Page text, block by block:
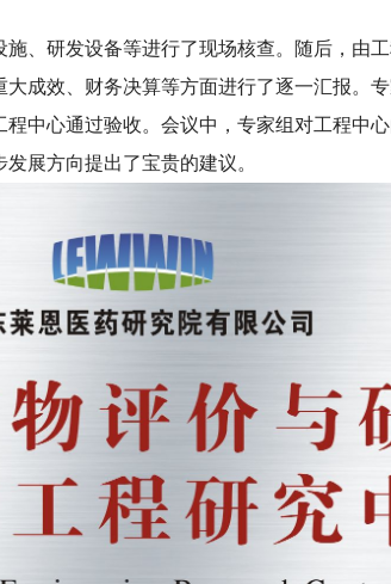
研发设备等进行了现场核查。随后，由工
成效、财务决算等方面进行了逐一汇报。
中心通过验收。会议中，专家组对工程中
展方向提出了宝贵的建议。